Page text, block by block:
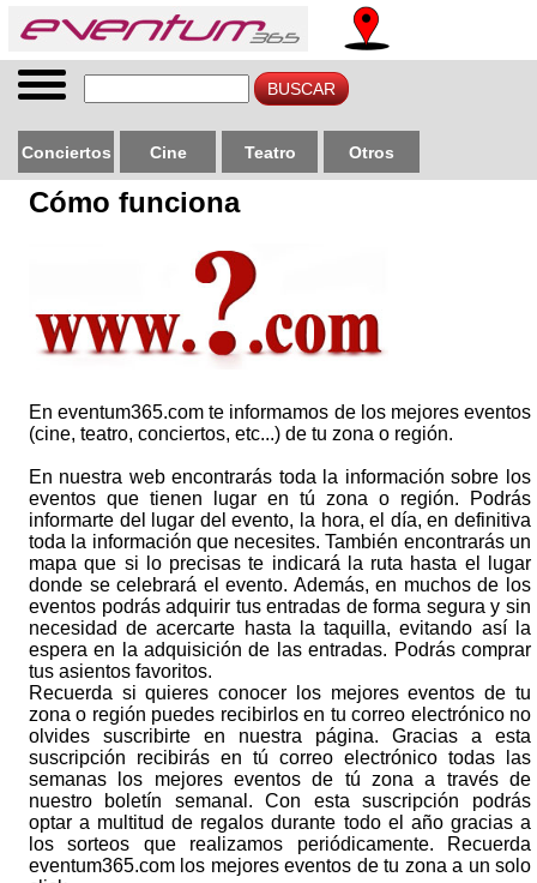
Conciertos Cine Teatro Otros
Cómo funciona
En eventum365.com te informamos de los mejores eventos
(cine, teatro, conciertos, etc...) de tu zona o región.
En nuestra web encontrarás toda la información sobre los
eventos que tienen lugar en tú zona o región. Podrás
informarte del lugar del evento, la hora, el día, en definitiva
toda la información que necesites. También encontrarás un
mapa que si lo precisas te indicará la ruta hasta el lugar
donde se celebrará el evento. Además, en muchos de los
eventos podrás adquirir tus entradas de forma segura y sin
necesidad de acercarte hasta la taquilla, evitando así la
espera en la adquisición de las entradas. Podrás comprar
tus asientos favoritos.
Recuerda si quieres conocer los mejores eventos de tu
zona o región puedes recibirlos en tu correo electrónico no
olvides suscribirte en nuestra página. Gracias a esta
suscripción recibirás en tú correo electrónico todas las
semanas los mejores eventos de tú zona a través de
nuestro boletín semanal. Con esta suscripción podrás
optar a multitud de regalos durante todo el año gracias a
los sorteos que realizamos periódicamente. Recuerda
eventum365.com los mejores eventos de tu zona a un solo